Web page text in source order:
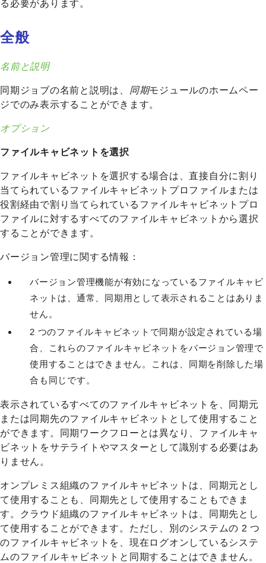
る必要があります。
全般
名前と説明
同期ジョブの名前と説明は、 同期モジュールのホームペー
ジでのみ表示することができます。
オプション
ファイルキャビネットを選択
ファイルキャビネットを選択する場合は、直接自分に割り
当てられているファイルキャビネットプロファイルまたは
役割経由で割り当てられているファイルキャビネットプロ
ファイルに対するすべてのファイルキャビネットから選択
することができます。
バージョン管理に関する情報：
バージョン管理機能が有効になっているファイルキャビ
ネットは、通常、同期用として表示されることはありま
せん。
2 つのファイルキャビネットで同期が設定されている場
合、これらのファイルキャビネットをバージョン管理で
使用することはできません。これは、同期を削除した場
合も同じです。
表示されているすべてのファイルキャビネットを、同期元
または同期先のファイルキャビネットとして使用すること
ができます。同期ワークフローとは異なり、ファイルキャ
ビネットをサテライトやマスターとして識別する必要はあ
りません。
オンプレミス組織のファイルキャビネットは、同期元とし
て使用することも、同期先として使用することもできま
す。クラウド組織のファイルキャビネットは、同期先とし
て使用することができます。ただし、別のシステムの 2 つ
のファイルキャビネットを、現在ログオンしているシステ
ムのファイルキャビネットと同期することはできません。